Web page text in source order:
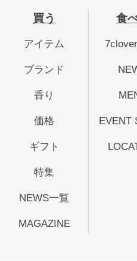
買う
アイテム
ブランド
香り
価格
ギフト
特集
NEWS一覧
MAGAZINE
食
EVENT